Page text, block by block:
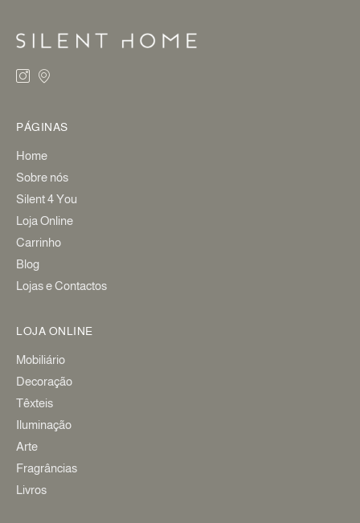
PÁGINAS
Home
Sobre nós
Silent 4 You
Loja Online
Carrinho
Blog
Lojas e Contactos
LOJA ONLINE
Mobiliário
Decoração
Têxteis
Iluminação
Arte
Fragrâncias
Livros